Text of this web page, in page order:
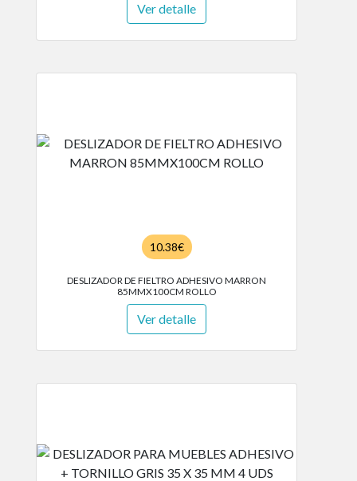
Ver detalle
10.38€
DESLIZADOR DE FIELTRO ADHESIVO MARRON
85MMX100CM ROLLO
Ver detalle